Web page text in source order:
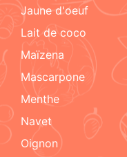
jaune d'oeuf
lait de coco
maïzena
mascarpone
menthe
navet
oignon